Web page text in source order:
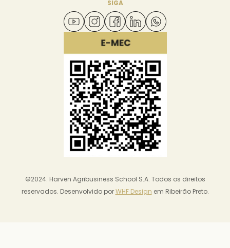
SIGA
©2024. Harven Agribusiness School S.A. Todos os direitos
reservados. Desenvolvido porWHF Design em Ribeirão Preto.